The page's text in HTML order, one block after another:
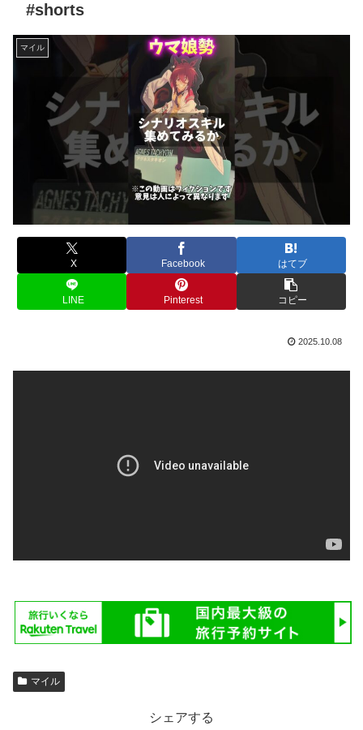
#shorts
マイル
X Facebook はてブ
LINE Pinterest コピー
2025.10.08
マイル
シェアする